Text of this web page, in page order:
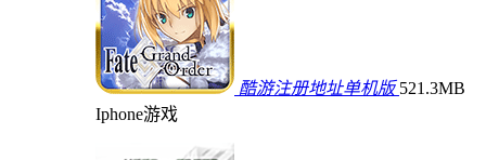
酷游注册地址单机版 521.3MB
Iphone游戏